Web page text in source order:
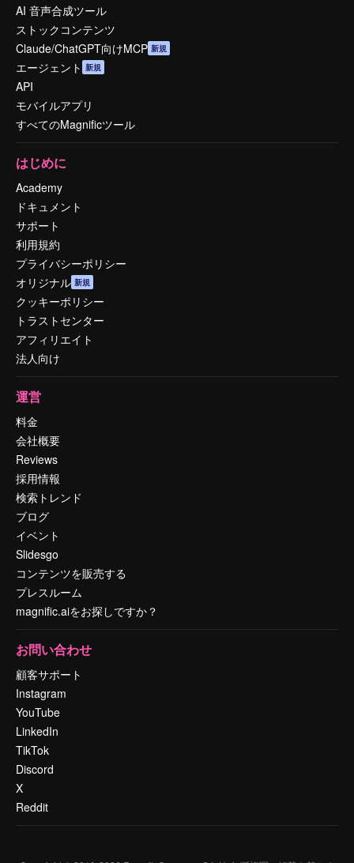
AI 音声合成ツール
ストックコンテンツ
Claude/ChatGPT向けMCP 新規
エージェント 新規
API
モバイルアプリ
すべてのMagnificツール
はじめに
Academy
ドキュメント
サポート
利用規約
プライバシーポリシー
オリジナル 新規
クッキーポリシー
トラストセンター
アフィリエイト
法人向け
運営
料金
会社概要
Reviews
採用情報
検索トレンド
ブログ
イベント
Slidesgo
コンテンツを販売する
プレスルーム
magnific.aiをお探しですか？
お問い合わせ
顧客サポート
Instagram
YouTube
LinkedIn
TikTok
Discord
X
Reddit